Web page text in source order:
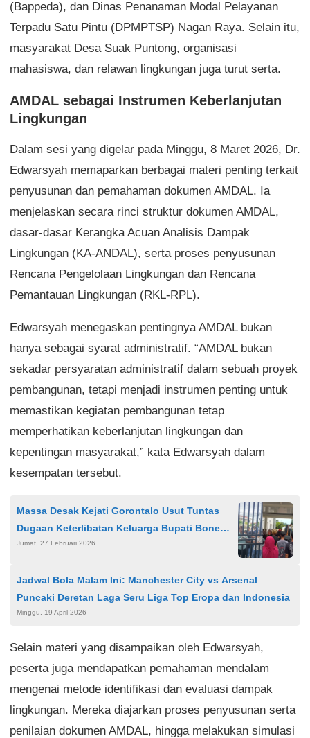
(Bappeda), dan Dinas Penanaman Modal Pelayanan
Terpadu Satu Pintu (DPMPTSP) Nagan Raya. Selain itu,
masyarakat Desa Suak Puntong, organisasi
mahasiswa, dan relawan lingkungan juga turut serta.
AMDAL sebagai Instrumen Keberlanjutan
Lingkungan
Dalam sesi yang digelar pada Minggu, 8 Maret 2026, Dr.
Edwarsyah memaparkan berbagai materi penting terkait
penyusunan dan pemahaman dokumen AMDAL. Ia
menjelaskan secara rinci struktur dokumen AMDAL,
dasar-dasar Kerangka Acuan Analisis Dampak
Lingkungan (KA-ANDAL), serta proses penyusunan
Rencana Pengelolaan Lingkungan dan Rencana
Pemantauan Lingkungan (RKL-RPL).
Edwarsyah menegaskan pentingnya AMDAL bukan
hanya sebagai syarat administratif. “AMDAL bukan
sekadar persyaratan administratif dalam sebuah proyek
pembangunan, tetapi menjadi instrumen penting untuk
memastikan kegiatan pembangunan tetap
memperhatikan keberlanjutan lingkungan dan
kepentingan masyarakat,” kata Edwarsyah dalam
kesempatan tersebut.
Massa Desak Kejati Gorontalo Usut Tuntas
Dugaan Keterlibatan Keluarga Bupati Bone
Bolango dalam Berbagai Kasus
Jumat, 27 Februari 2026
Jadwal Bola Malam Ini: Manchester City vs Arsenal
Puncaki Deretan Laga Seru Liga Top Eropa dan Indonesia
Minggu, 19 April 2026
Selain materi yang disampaikan oleh Edwarsyah,
peserta juga mendapatkan pemahaman mendalam
mengenai metode identifikasi dan evaluasi dampak
lingkungan. Mereka diajarkan proses penyusunan serta
penilaian dokumen AMDAL, hingga melakukan simulasi